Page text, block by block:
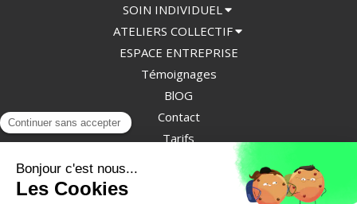
SOIN INDIVIDUEL
ATELIERS COLLECTIF
ESPACE ENTREPRISE
Témoignages
BlOG
Contact
Tarifs